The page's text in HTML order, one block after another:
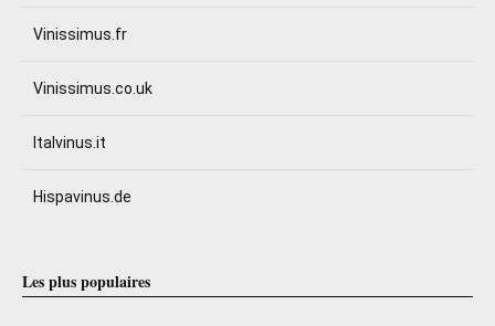
Vinissimus.fr
Vinissimus.co.uk
Italvinus.it
Hispavinus.de
Les plus populaires